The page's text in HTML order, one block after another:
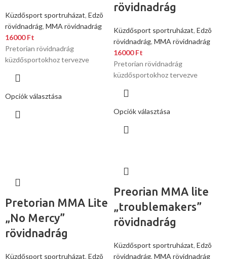
Küzdősport sportruházat, Edzõ
rövidnadrág, MMA rövidnadrág
16000Ft
Pretorian rövidnadrág
küzdősportokhoz tervezve
Opciók választása
rövidnadrág
Küzdősport sportruházat, Edzõ
rövidnadrág, MMA rövidnadrág
16000Ft
Pretorian rövidnadrág
küzdősportokhoz tervezve
Opciók választása
Pretorian MMA Lite
„No Mercy”
rövidnadrág
Küzdősport sportruházat, Edzõ
Preorian MMA lite
„troublemakers”
rövidnadrág
Küzdősport sportruházat, Edzõ
rövidnadrág, MMA rövidnadrág